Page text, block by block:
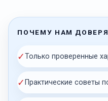
ПОЧЕМУ НАМ
✓Только проверенные
✓Практические советы